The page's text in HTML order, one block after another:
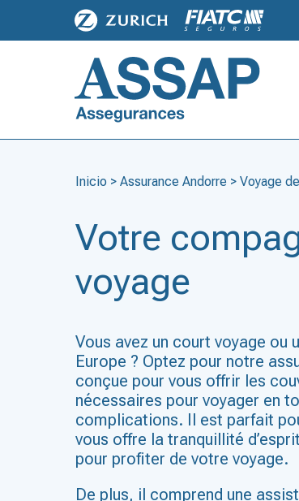
Inicio >Assurance Andorre >Voyage
Votre
voyage
Vous avez un court voyage ou
Europe ? Optez pour notre
conçue pour vous offrir les
nécessaires pour voyager en
complications. Il est parfait
vous offre la tranquillité
pour profiter de votre voyage.
De plus, il comprend une